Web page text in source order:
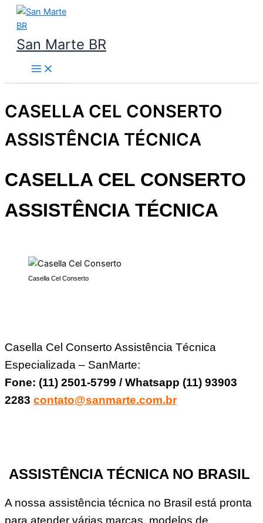
para
conteúdo
San Marte BR
CASELLA CEL CONSERTO
ASSISTÊNCIA TÉCNICA
CASELLA CEL CONSERTO
ASSISTÊNCIA TÉCNICA
Casella Cel Conserto
Casella Cel Conserto Assistência Técnica
Especializada – SanMarte:
Fone: (11) 2501-5799 / Whatsapp (11) 93903
2283 contato@sanmarte.com.br
ASSISTÊNCIA TÉCNICA NO BRASIL
A nossa assistência técnica no Brasil está pronta
para atender várias marcas, modelos de